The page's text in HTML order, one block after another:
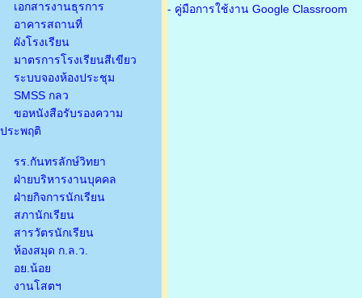
เอกสารงานธุรการ
อาคารสถานที่
ผังโรงเรียน
มาตรการโรงเรียนสีเขียว
ระบบจองห้องประชุม
SMSS กลว
ขอหนังสือรับรองความ
ประพฤติ
รร.กันทรลักษ์วิทยา
ฝ่ายบริหารงานบุคคล
ฝ่ายกิจการนักเรียน
สภานักเรียน
สารวัตรนักเรียน
ห้องสมุด ก.ล.ว.
อย.น้อย
งานโสตฯ
- คู่มือการใช้งาน Google Classroom